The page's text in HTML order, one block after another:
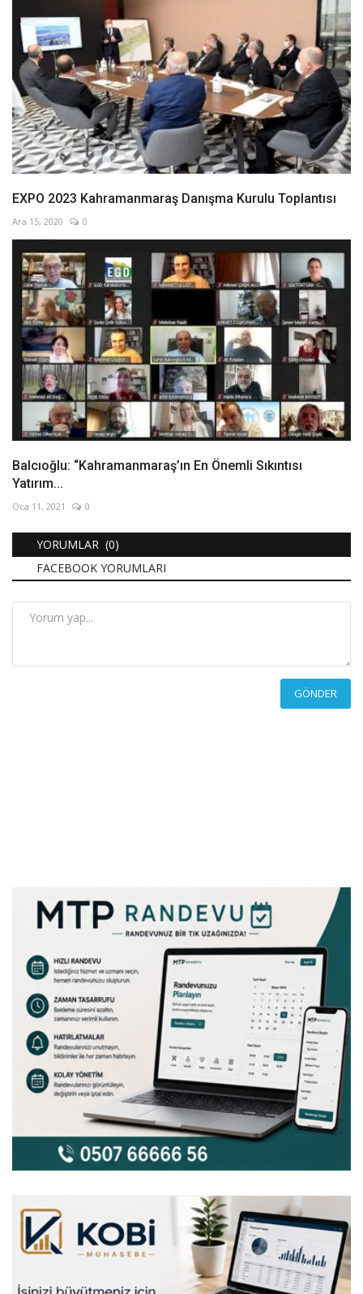
EXPO 2023 Kahramanmaraş Danışma Kurulu Toplantısı
Ara 15, 2020 0
Balcıoğlu: “Kahramanmaraş’ın En Önemli Sıkıntısı
Yatırım...
Oca 11, 2021 0
YORUMLAR (0)
FACEBOOK YORUMLARI
GÖNDER